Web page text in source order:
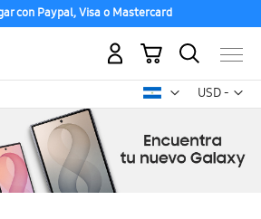
con Paypal, Visa o Mastercard
USD -
dólar
Mi carrito